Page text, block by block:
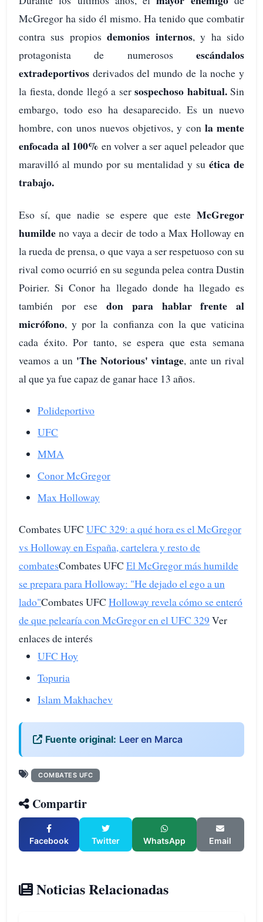
McGregor ha sido él mismo. Ha tenido que combatir
contra sus propiosdemonios internos, y ha sido
protagonista de numerosos escándalos
extradeportivos derivados del mundo de la noche y
la fiesta, donde llegó a ser sospechoso habitual. Sin
embargo, todo eso ha desaparecido. Es un nuevo
hombre, con unos nuevos objetivos, y con la mente
enfocada al 100% en volver a ser aquel peleador que
maravilló al mundo por su mentalidad y su ética de
trabajo.
Eso sí, que nadie se espere que este McGregor
humildeno vaya a decir de todo a Max Holloway en
la rueda de prensa, o que vaya a ser respetuoso con su
rival como ocurrió en su segunda pelea contra Dustin
Poirier. Si Conor ha llegado donde ha llegado es
también por esedon para hablar frente al
micrófono, y por la confianza con la que vaticina
cada éxito. Por tanto, se espera que esta semana
veamos a un 'The Notorious' vintage, ante un rival
al que ya fue capaz de ganar hace 13 años.
Polideportivo
UFC
MMA
Conor McGregor
Max Holloway
Combates UFC UFC 329: a qué hora es el McGregor
vs Holloway en España, cartelera y resto de
combatesCombates UFC El McGregor más humilde
se prepara para Holloway: "He dejado el ego a un
lado"Combates UFC Holloway revela cómo se enteró
de que pelearía con McGregor en el UFC 329 Ver
enlaces de interés
UFC Hoy
Topuria
Islam Makhachev
Fuente original: Leer en Marca
COMBATES UFC
Compartir
Facebook Twitter WhatsApp Email
Noticias Relacionadas